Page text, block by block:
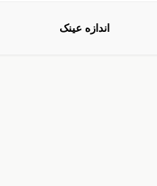
اندازه عینک